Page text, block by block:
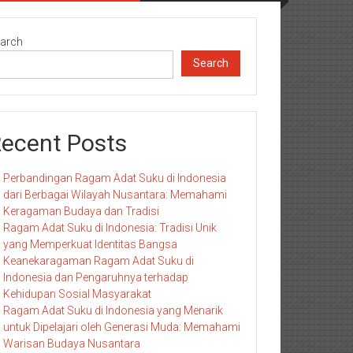
Search
Posts
Perbandingan Ragam Adat Suku di Indonesia
dari Berbagai Wilayah Nusantara: Memahami
Keragaman Budaya dan Tradisi
Ragam Adat Suku di Indonesia: Tradisi Unik
yang Memperkuat Identitas Bangsa
Keanekaragaman Ragam Adat Suku di
Indonesia dan Pengaruhnya terhadap
Kehidupan Sosial Masyarakat
Ragam Adat Suku di Indonesia yang Menarik
untuk Dipelajari oleh Generasi Muda: Memahami
Warisan Budaya Nusantara